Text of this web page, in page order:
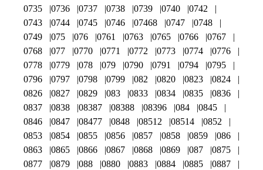
0735
0736 0737 0738 0739 0740
0742
0743
0744 0745 0746 07468 0747
0748
0749
075 076 0761 0763 0765 0766
0767
0768
077 0770 0771 0772 0773 0774
0776
0778
0779 078 079 0790 0791 0794
0795
0796
0797 0798 0799 082 0820 0823
0824
0826
0827 0829 083 0833 0834 0835
0836
0837
0838 08387 08388 08396 084
0845
0846
0847 08477 0848 08512 08514
0852
0853
0854 0855 0856 0857 0858 0859
086
0863
0865 0866 0867 0868 0869 087
0875
0877
0879 088 0880 0883 0884 0885
0887